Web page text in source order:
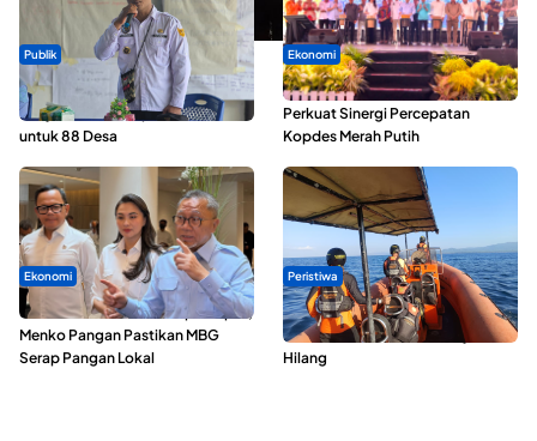
Publik
ABDESI Morotai Apresiasi
Penyaluran ADD Rp3,13 Miliar
untuk 88 Desa
Ekonomi
Seminar di Ternate, Mendes
Perkuat Sinergi Percepatan
Kopdes Merah Putih
Ekonomi
SPPG di Maluku Utara Dipercepat,
Menko Pangan Pastikan MBG
Serap Pangan Lokal
Peristiwa
Dua Longboat Bertabrakan di
Perairan Taliabu, Satu Nelayan
Hilang